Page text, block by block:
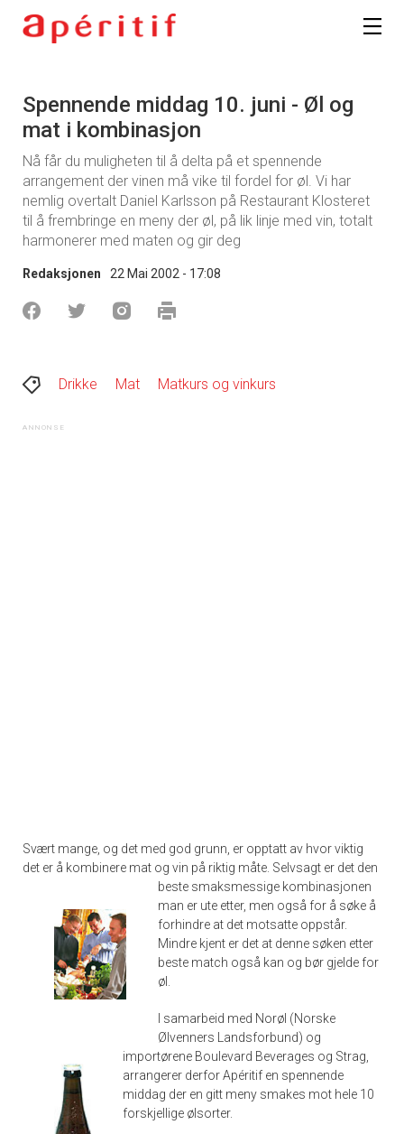
Spennende middag 10. juni - Øl og
mat i kombinasjon
Nå får du muligheten til å delta på et spennende
arrangement der vinen må vike til fordel for øl. Vi har
nemlig overtalt Daniel Karlsson på Restaurant Klosteret
til å frembringe en meny der øl, på lik linje med vin, totalt
harmonerer med maten og gir deg
Redaksjonen 22 Mai 2002 - 17:08
Drikke Mat Matkurs og vinkurs
Svært mange, og det med god grunn, er opptatt av hvor viktig
det er å kombinere mat og vin på riktig måte. Selvsagt er det den
beste smaksmessige kombinasjonen
man er ute etter, men også for å søke å
forhindre at det motsatte oppstår.
Mindre kjent er det at denne søken etter
beste match også kan og bør gjelde for
øl.
I samarbeid med Norøl (Norske
Ølvenners Landsforbund) og
importørene Boulevard Beverages og Strag,
arrangerer derfor Apéritif en spennende
middag der en gitt meny smakes mot hele 10
forskjellige ølsorter.